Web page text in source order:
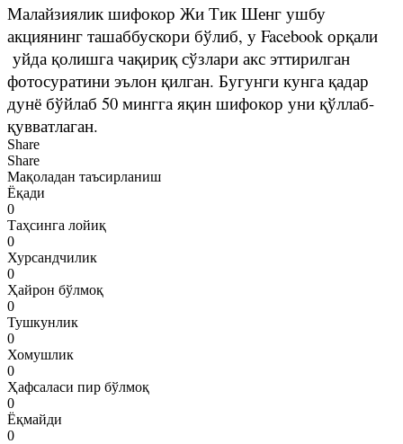
Малайзиялик шифокор Жи Тик Шенг ушбу
акциянинг ташаббускори бўлиб, у Facebook орқали
уйда қолишга чақириқ сўзлари акс эттирилган
фотосуратини эълон қилган. Бугунги кунга қадар
дунё бўйлаб 50 мингга яқин шифокор уни қўллаб-
қувватлаган.
Share
Share
Мақоладан таъсирланиш
Ёқади
0
Таҳсинга лойиқ
0
Хурсандчилик
0
Ҳайрон бўлмоқ
0
Тушкунлик
0
Хомушлик
0
Ҳафсаласи пир бўлмоқ
0
Ёқмайди
0